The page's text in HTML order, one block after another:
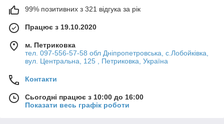
99% позитивних з 321 відгука за рік
Працює з 19.10.2020
м. Петриковка
тел. 097-556-57-58 обл Дніпропетровська, с.Лобойківка,
вул. Центральна, 125 , Петриковка, Україна
Контакти
Сьогодні працює з 10:00 до 16:00
Показати весь графік роботи